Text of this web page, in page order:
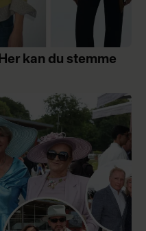
kan du stemme